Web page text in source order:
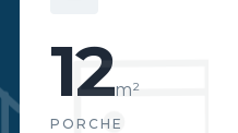
12m²
PORCHE